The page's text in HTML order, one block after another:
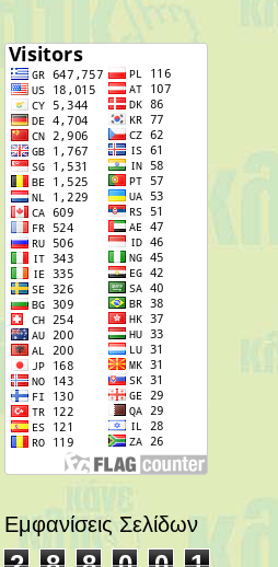
Εμφανίσεις Σελίδων